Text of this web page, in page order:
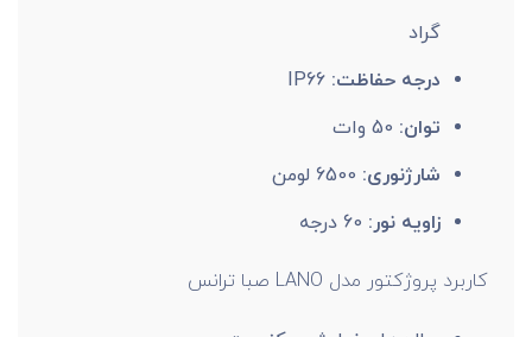
گراد
درجه حفاظت: IP66
توان:
شارژنوری:
زاویه نور:
کاربرد پروژکتور مدل LANO صبا ترانس